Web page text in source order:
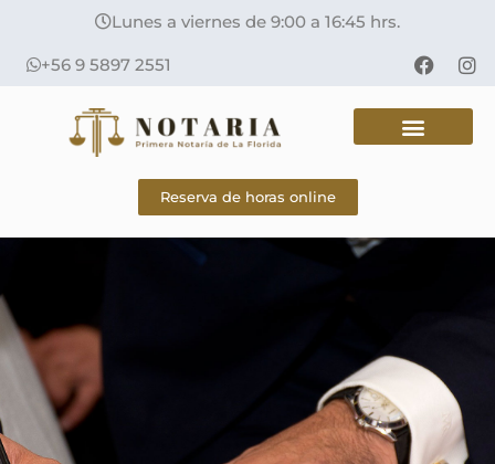
Lunes a viernes de 9:00 a 16:45 hrs.
+56 9 5897 2551
Reserva de horas online